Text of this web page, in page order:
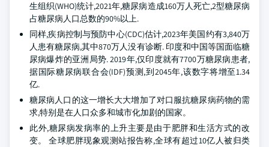
生组织(WHO)统计,2021年,糖尿病造成160万人死亡,2型糖尿病
占糖尿病人口总数的90%以上.
同样,疾病控制与预防中心(CDC)估计,2023年美国约有3,840万
人患有糖尿病,其中870万人没有诊断. 印度和中国等国面临糖
尿病爆炸的亚洲局势. 2019年,仅印度就有7700万糖尿病患者,
据国际糖尿病联合会(IDF)预测,到2045年,该数字将增至1.34
亿.
糖尿病人口的这一增长大大增加了对口服抗糖尿病药物的需
求,特别是在人口众多和城市化加剧的国家。
此外,糖尿病发病率的上升主要是由于肥胖和生活方式的改
变。 全球肥胖现象观测站报告称,全球有超过10亿人被归类